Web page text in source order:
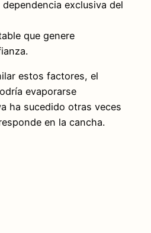
exclusiva del
que genere
estos factores, el
evaporarse
ha sucedido otras veces
en la cancha.